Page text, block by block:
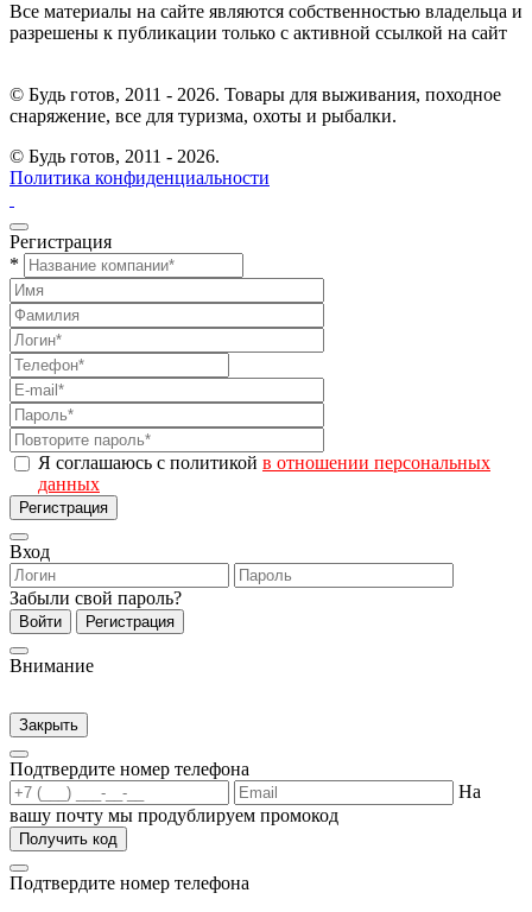
Все материалы на сайте являются собственностью владельца и
разрешены к публикации только с активной ссылкой на сайт
© Будь готов, 2011 - 2026. Товары для выживания, походное
снаряжение, все для туризма, охоты и рыбалки.
© Будь готов, 2011 - 2026.
Политика конфиденциальности
Регистрация
*
Я соглашаюсь с политикой в отношении персональных
данных
Регистрация
Вход
Забыли свой пароль?
Войти Регистрация
Внимание
Закрыть
Подтвердите номер телефона
На
вашу почту мы продублируем промокод
Получить код
Подтвердите номер телефона